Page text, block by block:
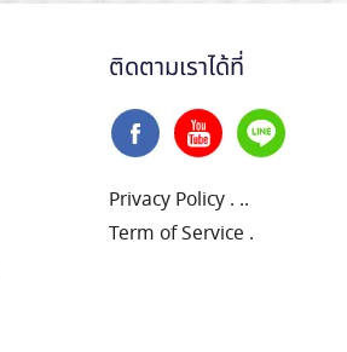
ติดตามเราได้ที่
Privacy Policy . ..
Term of Service .